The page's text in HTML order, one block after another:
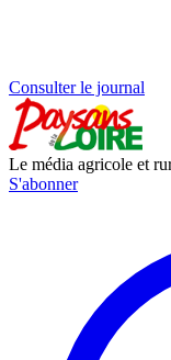
Consulter le journal
Le média agricole et
S'abonner